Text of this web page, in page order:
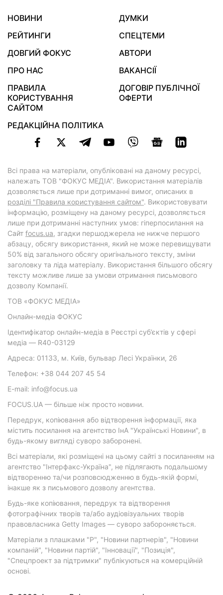
НОВИНИ
ДУМКИ
РЕЙТИНГИ
СПЕЦТЕМИ
ДОВГИЙ ФОКУС
АВТОРИ
ПРО НАС
ВАКАНСІЇ
ПРАВИЛА
КОРИСТУВАННЯ
САЙТОМ
ДОГОВІР ПУБЛІЧНОЇ
ОФЕРТИ
РЕДАКЦІЙНА ПОЛІТИКА
Всі права на матеріали, опубліковані на даному ресурсі,
належать ТОВ "ФОКУС МЕДІА". Використання матеріалів
дозволяється лише при дотриманні вимог, описаних в
розділі "Правила користування сайтом". Використовувати
інформацію, розміщену на даному ресурсі, дозволяється
лише при дотриманні наступних умов: гіперпосилання на
Cайт focus.ua, згадки першоджерела не нижче першого
абзацу, обсягу використання, який не може перевищувати
50% від загального обсягу оригінального тексту, зміни
заголовку та ліда матеріалу. Використання більшого обсягу
тексту можливе лише за умови отримання письмового
дозволу Компанії.
ТОВ «ФОКУС МЕДІА»
Онлайн-медіа ФОКУС
Ідентифікатор онлайн-медіа в Реєстрі суб’єктів у сфері
медіа — R40-03129
Адреса: 01133, м. Київ, бульвар Лесі Українки, 26
Телефон: +38 044 207 45 54
E-mail: info@focus.ua
FOCUS.UA — більше ніж просто новини.
Передрук, копіювання або відтворення інформації, яка
містить посилання на агентство ІнА "Українські Новини", в
будь-якому вигляді суворо заборонені.
Всі матеріали, які розміщені на цьому сайті з посиланням на
агентство "Інтерфакс-Україна", не підлягають подальшому
відтворенню та/чи розповсюдженню в будь-якій формі,
інакше як з письмового дозволу агентства.
Будь-яке копіювання, передрук та відтворення
фотографічних творів та/або аудіовізуальних творів
правовласника Getty Images — суворо забороняється.
Матеріали з плашками "Р", "Новини партнерів", "Новини
компаній", "Новини партій", "Інновації", "Позиція",
"Спецпроект за підтримки" публікуються на комерційній
основі.